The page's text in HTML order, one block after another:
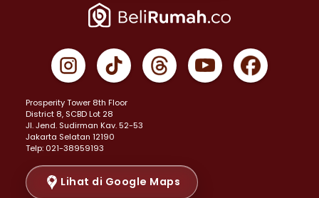
Properti Dijual di Jakarta Pusat >
Properti Dijual di Gambir >
Properti Dijual di Johar Baru >
Properti Dijual di Menteng >
Properti Dijual di Senen >
Properti Dijual di Tanah Abang >
Properti Dijual di Cikini >
Properti Dijual di Kramat >
Properti Dijual di Pasar Baru >
Prosperity Tower 8th Floor
District 8, SCBD Lot 28
JI. Jend. Sudirman Kav. 52-53
Jakarta Selatan 12190
Telp: 021-38959193
Lihat di Google Maps